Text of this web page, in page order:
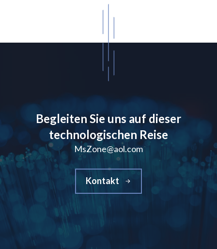
Begleiten Sie uns auf dieser
technologischen Reise
MsZone@aol.com
Kontakt